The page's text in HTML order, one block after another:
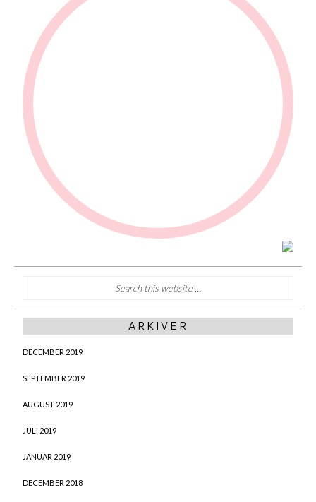
ARKIVER
DECEMBER 2019
SEPTEMBER 2019
AUGUST 2019
JULI 2019
JANUAR 2019
DECEMBER 2018